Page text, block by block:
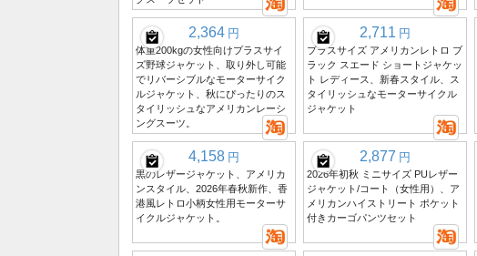
2,364 円
体重200kgの女性向けプラスサイ
ズ野球ジャケット、取り外し可能
でリバーシブルなモーターサイク
ルジャケット、秋にぴったりのス
タイリッシュなアメリカンレーシ
ングスーツ。
2,711 円
プラスサイズ アメリカンレトロ ブ
ラック スエード ショートジャケッ
ト レディース、新春スタイル、ス
タイリッシュなモーターサイクル
ジャケット
4,158 円
黒のレザージャケット、アメリカ
ンスタイル、2026年春秋新作、香
港風レトロ小柄女性用モーターサ
イクルジャケット。
2,877 円
2026年初秋 ミニサイズ PUレザー
ジャケット/コート（女性用）、ア
メリカンハイストリート ポケット
付きカーゴパンツセット